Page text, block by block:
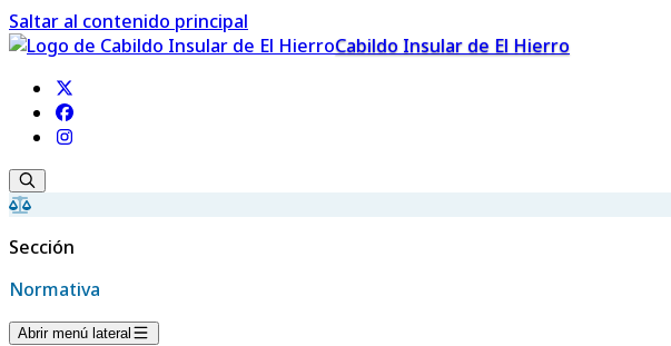
Saltar al contenido principal
Cabildo Insular de El Hierro
Sección
Normativa
Abrir menú lateral